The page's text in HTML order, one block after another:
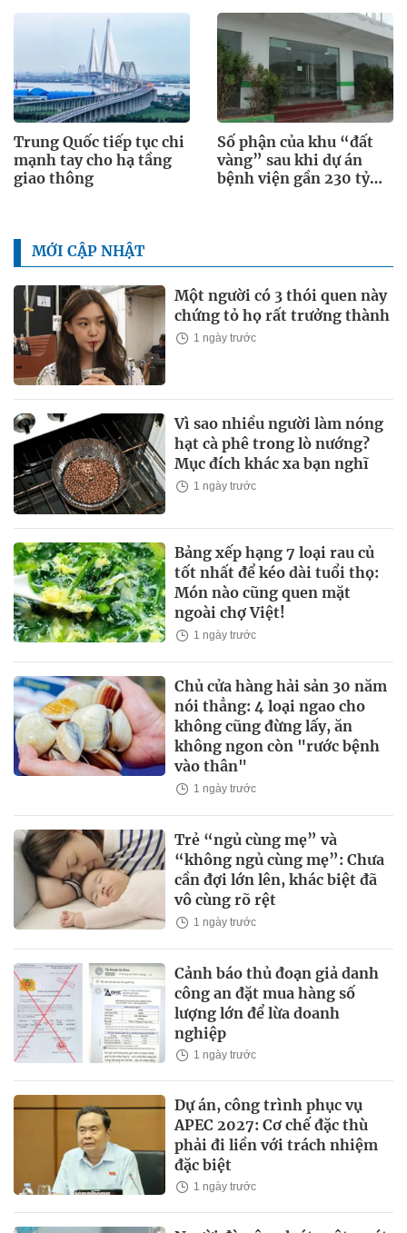
đồng
Trung Quốc tiếp tục chi
mạnh tay cho hạ tầng
giao thông
Số phận của khu “đất
vàng” sau khi dự án
bệnh viện gần 230 tỷ
MỚI CẬP NHẬT
Một người có 3 thói quen này
chứng tỏ họ rất trưởng thành
1 ngày trước
Vì sao nhiều người làm nóng
hạt cà phê trong lò nướng?
Mục đích khác xa bạn nghĩ
1 ngày trước
Bảng xếp hạng 7 loại rau củ
tốt nhất để kéo dài tuổi thọ:
Món nào cũng quen mặt
ngoài chợ Việt!
1 ngày trước
Chủ cửa hàng hải sản 30 năm
nói thẳng: 4 loại ngao cho
không cũng đừng lấy, ăn
không ngon còn "rước bệnh
vào thân"
1 ngày trước
Trẻ “ngủ cùng mẹ” và
“không ngủ cùng mẹ”: Chưa
cần đợi lớn lên, khác biệt đã
vô cùng rõ rệt
1 ngày trước
Cảnh báo thủ đoạn giả danh
công an đặt mua hàng số
lượng lớn để lừa doanh
nghiệp
1 ngày trước
Dự án, công trình phục vụ
APEC 2027: Cơ chế đặc thù
phải đi liền với trách nhiệm
đặc biệt
1 ngày trước